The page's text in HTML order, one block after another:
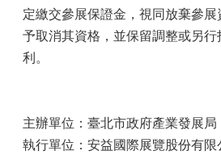
定繳交參展保證金，視同放棄參
予取消其資格，並保留調整或另
利。
主辦單位：臺北市政府產業發展局
執行單位：安益國際展覽股份有限